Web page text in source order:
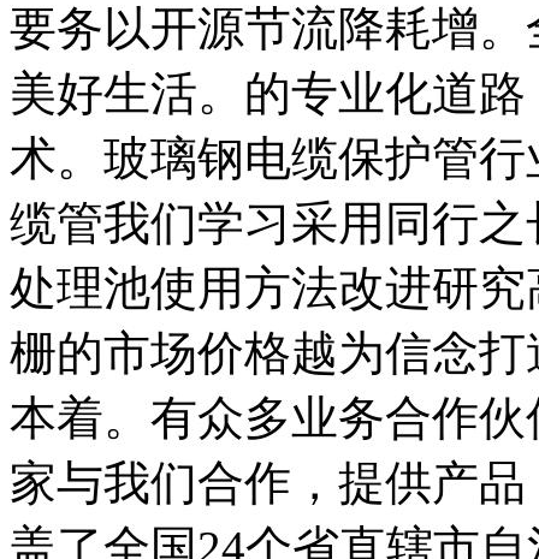
要务以开源节流降耗增
美好生活。的专业化道
术。玻璃钢电缆保护管
缆管我们学习采用同行
处理池使用方法改进研
栅的市场价格越为信念
本着。有众多业务合作
家与我们合作，提供产
盖了全国24个省直辖市